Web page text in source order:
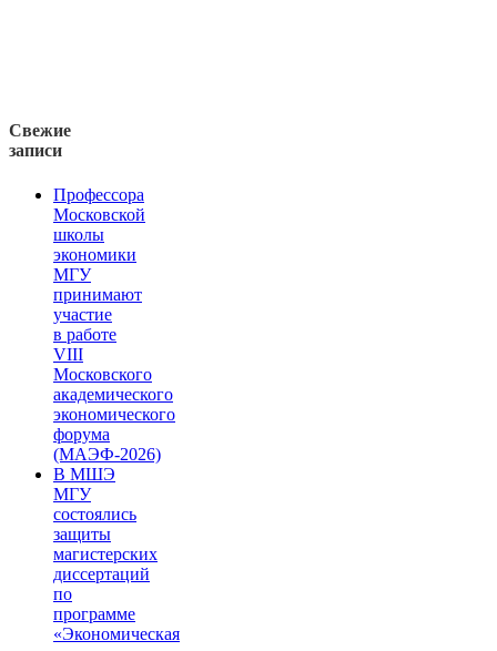
Свежие
записи
Профессора
Московской
школы
экономики
МГУ
принимают
участие
в работе
VIII
Московского
академического
экономического
форума
(МАЭФ-2026)
В МШЭ
МГУ
состоялись
защиты
магистерских
диссертаций
по
программе
«Экономическая